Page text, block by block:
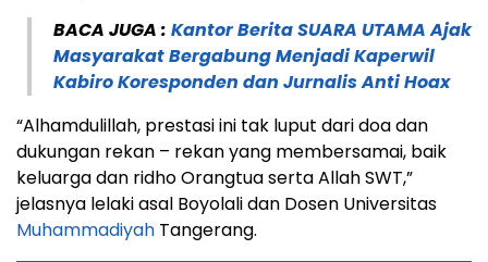
BACA JUGA : Kantor Berita SUARA UTAMA Ajak
Masyarakat Bergabung Menjadi Kaperwil
Kabiro Koresponden dan Jurnalis Anti Hoax
“Alhamdulillah, prestasi ini tak luput dari doa dan
dukungan rekan – rekan yang membersamai, baik
keluarga dan ridho Orangtua serta Allah SWT,”
jelasnya lelaki asal Boyolali dan Dosen Universitas
Muhammadiyah Tangerang.